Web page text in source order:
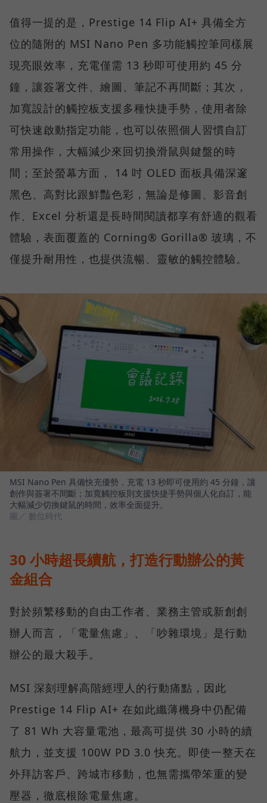
值得一提的是，Prestige 14 Flip AI+ 具備全方
位的隨附的 MSI Nano Pen 多功能觸控筆同樣展
現亮眼效率，充電僅需 13 秒即可使用約 45 分
鐘，讓簽署文件、繪圖、筆記不再間斷；其次，
加寬設計的觸控板支援多種快捷手勢，使用者除
可快速啟動指定功能，也可以依照個人習慣自訂
常用操作，大幅減少來回切換滑鼠與鍵盤的時
間；至於螢幕方面， 14 吋 OLED 面板具備深邃
黑色、高對比跟鮮豔色彩，無論是修圖、影音創
作、Excel 分析還是長時間閱讀都享有舒適的觀看
體驗，表面覆蓋的 Corning® Gorilla® 玻璃，不
僅提升耐用性，也提供流暢、靈敏的觸控體驗。
MSI Nano Pen 具備快充優勢，充電 13 秒即可使用約 45 分鐘，讓
創作與簽署不間斷；加寬觸控板則支援快捷手勢與個人化自訂，能
大幅減少切換鍵鼠的時間，效率全面提升。
圖／ 數位時代
30 小時超長續航，打造行動辦公的黃
金組合
對於頻繁移動的自由工作者、業務主管或新創創
辦人而言，「電量焦慮」、「吵雜環境」是行動
辦公的最大殺手。
MSI 深刻理解高階經理人的行動痛點，因此
Prestige 14 Flip AI+ 在如此纖薄機身中仍配備
了 81 Wh 大容量電池，最高可提供 30 小時的續
航力，並支援 100W PD 3.0 快充。即使一整天在
外拜訪客戶、跨城市移動，也無需攜帶笨重的變
壓器，徹底根除電量焦慮。